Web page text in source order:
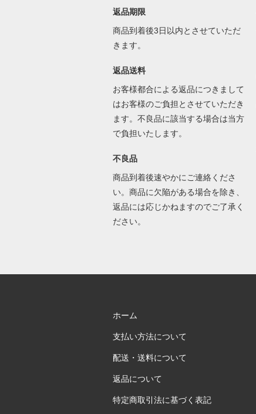
返品期限
商品到着後3日以内とさせていただ
きます。
返品送料
お客様都合による返品につきまして
はお客様のご負担とさせていただき
ます。不良品に該当する場合は当方
で負担いたします。
不良品
商品到着後速やかにご連絡くださ
い。商品に欠陥がある場合を除き、
返品には応じかねますのでご了承く
ださい。
ホーム
支払い方法について
配送・送料について
返品について
特定商取引法に基づく表記